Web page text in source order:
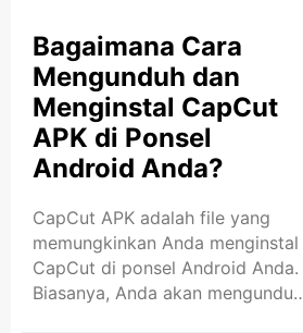
Aplikasi ini sangat mudah
digunakan dan gratis! Dalam
artikel ini, saya akan memberi
tahu Anda mengapa CapCut
adalah aplikasi edit video terbaik.
CapCut adalah aplikasi gratis
yang memungkinkan Anda
mengedit video di ponsel Anda.
Aplikasi ini sangat bagus untuk
membuat video untuk media
sosial. Aplikasi ini sangat mudah
digunakan ..
Bagaimana Cara
Mengunduh dan
Menginstal CapCut
APK di Ponsel
Android Anda?
CapCut APK adalah file yang
memungkinkan Anda menginstal
CapCut di ponsel Android Anda.
Biasanya, Anda akan mengunduh